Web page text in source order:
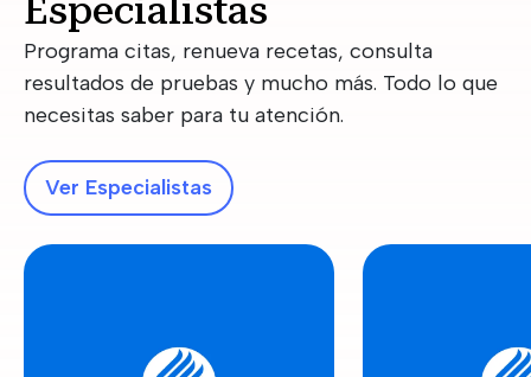
Especialistas
Programa citas, renueva recetas, consulta
resultados de pruebas y mucho más. Todo lo que
necesitas saber para tu atención.
Ver Especialistas